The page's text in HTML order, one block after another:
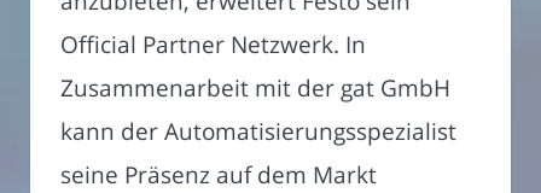
Official Partner Netzwerk. In
Zusammenarbeit mit der gat GmbH
kann der Automatisierungsspezialist
seine Präsenz auf dem Markt